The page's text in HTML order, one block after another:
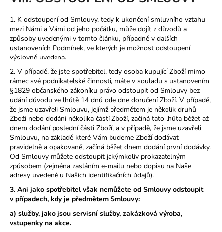
1. K odstoupení od Smlouvy, tedy k ukončení smluvního vztahu
mezi Námi a Vámi od jeho počátku, může dojít z důvodů a
způsoby uvedenými v tomto článku, případně v dalších
ustanoveních Podmínek, ve kterých je možnost odstoupení
výslovně uvedena.
2. V případě, že jste spotřebitel, tedy osoba kupující Zboží mimo
rámec své podnikatelské činnosti, máte v souladu s ustanovením
§1829 občanského zákoníku právo odstoupit od Smlouvy bez
udání důvodu ve lhůtě 14 dnů ode dne doručení Zboží. V případě,
že jsme uzavřeli Smlouvu, jejímž předmětem je několik druhů
Zboží nebo dodání několika částí Zboží, začíná tato lhůta běžet až
dnem dodání poslední části Zboží, a v případě, že jsme uzavřeli
Smlouvu, na základě které Vám budeme Zboží dodávat
pravidelně a opakovaně, začíná běžet dnem dodání první dodávky.
Od Smlouvy můžete odstoupit jakýmkoliv prokazatelným
způsobem (zejména zasláním e-mailu nebo dopisu na Naše
adresy uvedené u Našich identifikačních údajů).
3. Ani jako spotřebitel však nemůžete od Smlouvy odstoupit
v případech, kdy je předmětem Smlouvy:
a) služby, jako jsou servisní služby, zakázková výroba,
vstupenky na akce.